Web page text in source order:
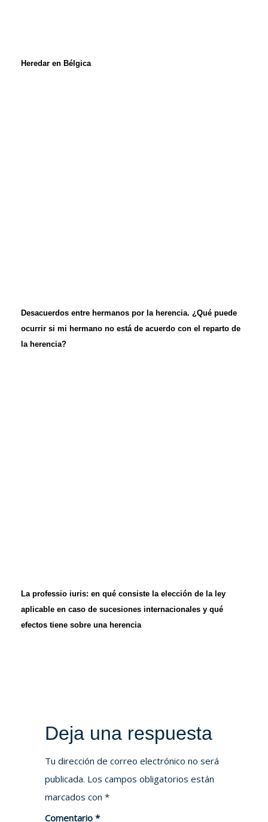
Heredar en Bélgica
Desacuerdos entre hermanos por la herencia. ¿Qué puede
ocurrir si mi hermano no está de acuerdo con el reparto de
la herencia?
La professio iuris: en qué consiste la elección de la ley
aplicable en caso de sucesiones internacionales y qué
efectos tiene sobre una herencia
Deja una respuesta
Tu dirección de correo electrónico no será
publicada. Los campos obligatorios están
marcados con *
Comentario *